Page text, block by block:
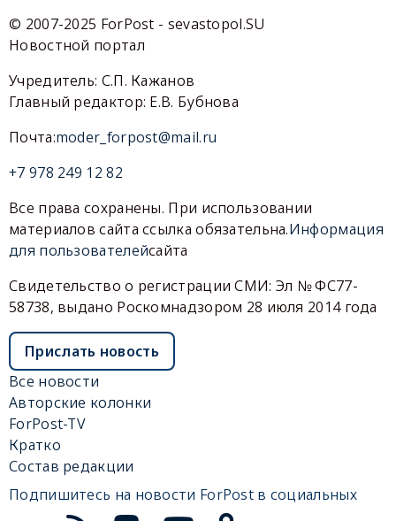
© 2007-2025 ForPost - sevastopol.SU
Новостной портал
Учредитель: С.П. Кажанов
Главный редактор: Е.В. Бубнова
Почта:moder_forpost@mail.ru
+7 978 249 12 82
Все права сохранены. При использовании
материалов сайта ссылка обязательна.Информация
для пользователейсайта
Свидетельство о регистрации СМИ: Эл № ФС77-
58738, выдано Роскомнадзором 28 июля 2014 года
Прислать новость
Все новости
Авторские колонки
ForPost-TV
Кратко
Состав редакции
Подпишитесь на новости ForPost в социальных